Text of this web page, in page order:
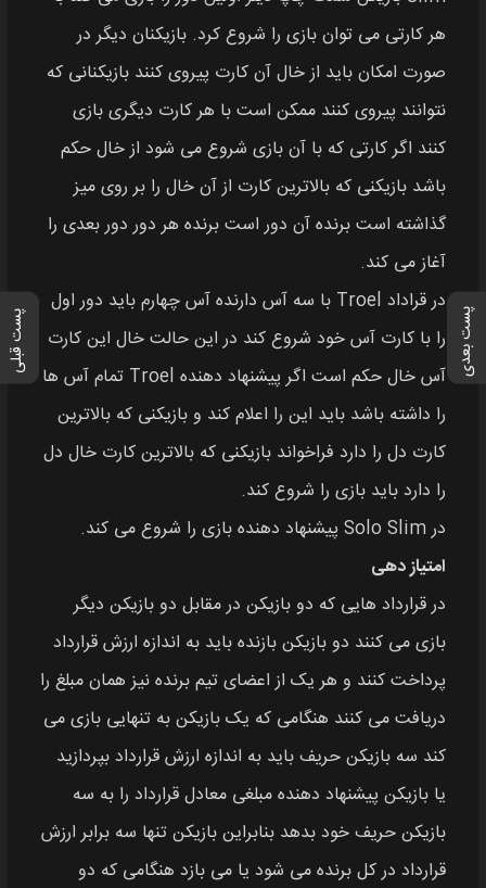
هر کارتی می‌ توان بازی را شروع کرد. بازیکنان دیگر در
صورت امکان باید از خال آن کارت پیروی کنند بازیکنانی که
نتوانند پیروی کنند ممکن است با هر کارت دیگری بازی
کنند اگر کارتی که با آن بازی شروع می‌ شود از خال حکم
باشد بازیکنی که بالاترین کارت از آن خال را بر روی میز
گذاشته‎ است برنده آن دور است برنده هر دور دور بعدی را
آغاز می‌ کند.
در ‌قراداد Troel با سه آس دارنده آس چهارم باید دور اول
را با کارت آس خود شروع کند در این حالت خال این کارت
آس خال حکم است اگر پیشنهاد دهنده Troel تمام آس‌ ها
را داشته باشد باید این را اعلام کند و بازیکنی که بالاترین
کارت دل را دارد فراخواند بازیکنی که بالاترین کارت خال دل
را دارد باید بازی را شروع کند.
در Solo Slim پیشنهاد دهنده بازی را شروع می‌ کند.
امتیاز دهی
در قرارداد هایی که دو بازیکن در مقابل دو بازیکن دیگر
بازی می‌ کنند دو بازیکن بازنده باید به اندازه ارزش قرارداد
پرداخت کنند و هر یک از اعضای تیم برنده نیز همان مبلغ را
دریافت می‌ کنند هنگامی که یک بازیکن به تنهایی بازی می‌
کند سه بازیکن حریف باید به اندازه ارزش قرارداد بپردازید
یا بازیکن پیشنهاد دهنده مبلغی معادل قرارداد را به سه
بازیکن حریف خود بدهد بنابراین بازیکن تنها سه برابر ارزش
قرارداد در کل برنده می‌ شود یا می‌ بازد هنگامی که دو
پست بعدی پست قبلی